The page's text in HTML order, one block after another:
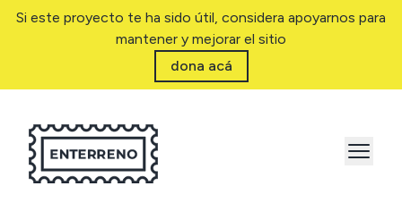
Si este proyecto te ha sido útil, considera apoyarnos para
mantener y mejorar el sitio
dona acá